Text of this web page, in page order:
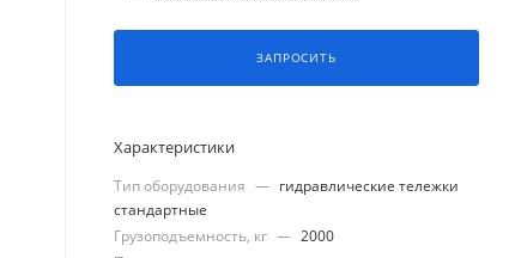
ЗАПРОСИТЬ
Характеристики
Тип оборудования — гидравлические тележки
стандартные
Грузоподъемность, кг — 2000